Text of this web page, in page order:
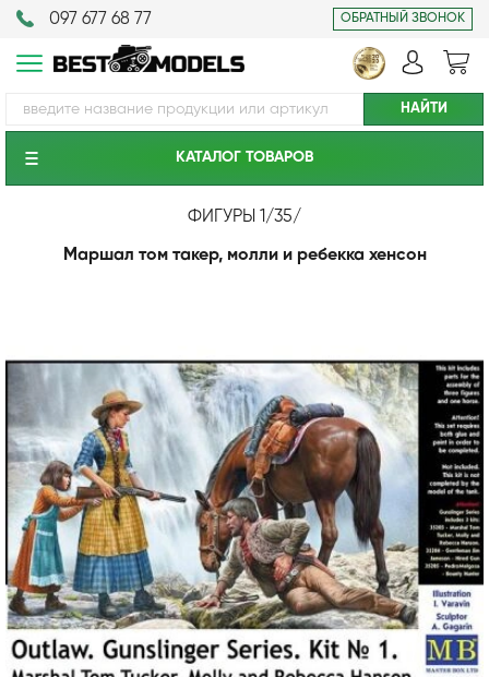
097 677 68 77 ОБРАТНЫЙ ЗВОНОК
КАТАЛОГ ТОВАРОВ
ФИГУРЫ 1/35/
Маршал том такер, молли и ребекка хенсон